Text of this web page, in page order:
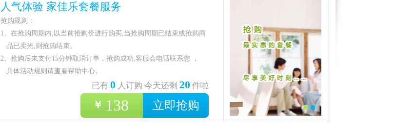
人气体验 家佳乐套餐服务
抢购规则：
1、在抢购周期内,以当前抢购价进行购买,当抢购周期已结束或抢购商
品已卖光,则抢购结束。
2、抢购后未支付15分钟取消订单，抢购成功,客服会电话联系您 ，
具体活动规则请查看帮助中心。
已有 0 人订购 今天还剩 20 件啦
￥ 138 立即抢购